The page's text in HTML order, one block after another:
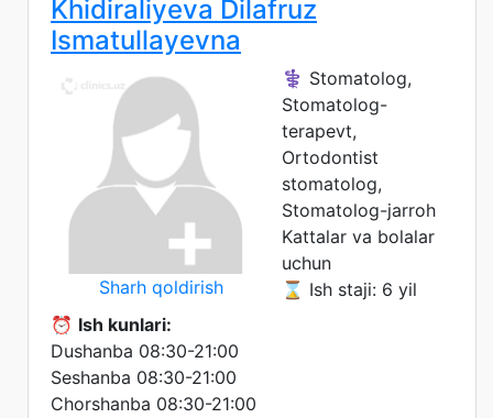
Khidiraliyeva Dilafruz
Ismatullayevna
Sharh qoldirish
⚕️ Stomatolog,
Stomatolog-
terapevt,
Ortodontist
stomatolog,
Stomatolog-jarroh
Kattalar va bolalar
uchun
⌛ Ish staji: 6 yil
⏰ Ish kunlari:
Dushanba 08:30-21:00
Seshanba 08:30-21:00
Chorshanba 08:30-21:00